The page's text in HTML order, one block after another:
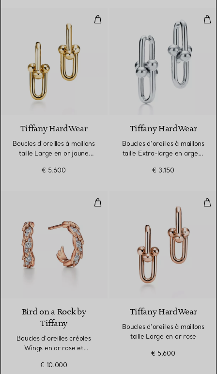
Boucles d’oreilles à maillons
2 Matériaux
Tiffany HardWear
Boucles d’oreilles à maillons
taille Large en or jaune
€ 5.600
Tiffany HardWear
Boucles d’oreilles à maillons
taille Extra-large en argent
€ 3.150
Boucles d’oreilles créoles
2 Matériaux
Bird on a Rock by
Tiffany
Boucles d’oreilles créoles
Wings en or rose et
€ 10.000
Tiffany HardWear
Boucles d’oreilles à maillons
taille Large en or rose
€ 5.600